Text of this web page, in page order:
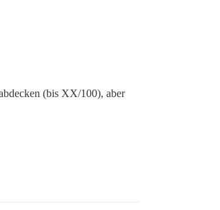
(bis XX/100), aber